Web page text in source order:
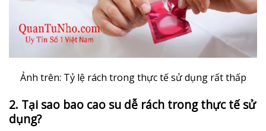
Ảnh trên: Tỷ lệ rách trong thực tế sử dụng rất thấp
2. Tại sao bao cao su dễ rách trong thực tế sử
dụng?